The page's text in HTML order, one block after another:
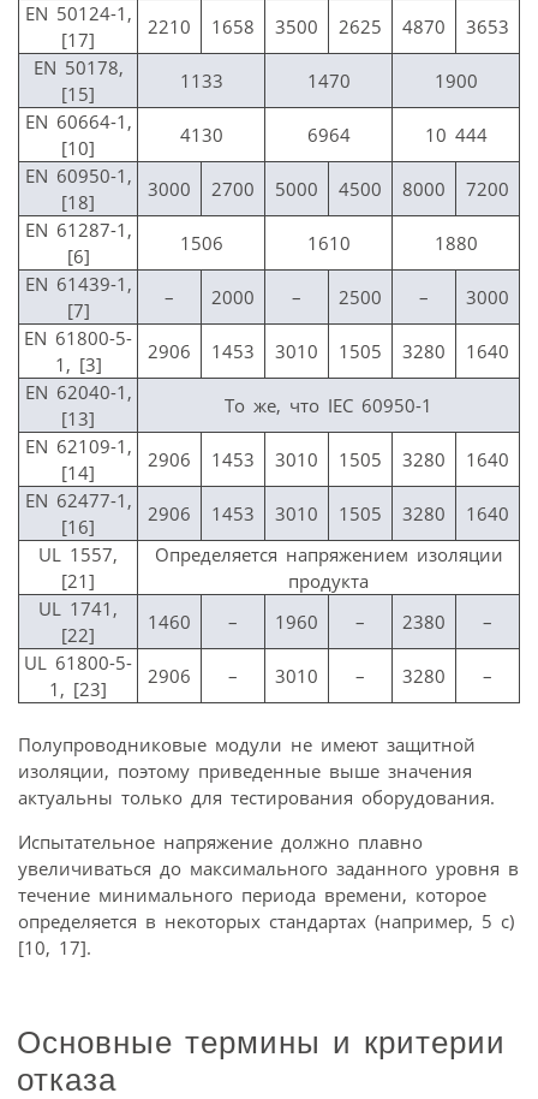
EN 50124-1,
[17]
2210 1658 3500 2625 4870
3653
EN 50178,
[15]
1133 1470
1900
EN 60664-1,
[10]
4130 6964
10 444
EN 60950-1,
[18]
3000 2700 5000 4500 8000
7200
EN 61287-1,
[6]
1506 1610
1880
EN 61439-1,
[7]
– 2000 – 2500 –
3000
EN 61800-5-
1, [3]
2906 1453 3010 1505 3280
1640
EN 62040-1,
[13]
То же, что IEC 60950-1
EN 62109-1,
[14]
2906 1453 3010 1505 3280
1640
EN 62477-1,
[16]
2906 1453 3010 1505 3280
1640
UL 1557,
[21]
Определяется напряжением изоляции
продукта
UL 1741,
[22]
1460 – 1960 – 2380
–
UL 61800-5-
1, [23]
2906 – 3010 – 3280 –
Полупроводниковые модули не имеют защитной
изоляции, поэтому приведенные выше значения
актуальны только для тестирования оборудования.
Испытательное напряжение должно плавно
увеличиваться до максимального заданного уровня в
течение минимального периода времени, которое
определяется в некоторых стандартах (например, 5 с)
[10, 17].
Основные термины и критерии
отказа